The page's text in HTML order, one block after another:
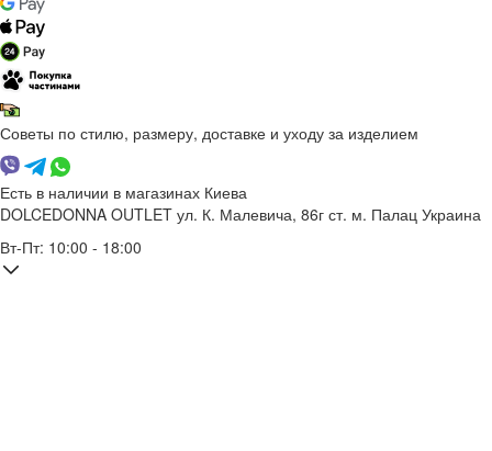
Советы по стилю, размеру, доставке и уходу за изделием
Есть в наличии в магазинах Киева
DOLCEDONNA OUTLET ул. К. Малевича, 86г ст. м. Палац Украина
Вт-Пт: 10:00 - 18:00